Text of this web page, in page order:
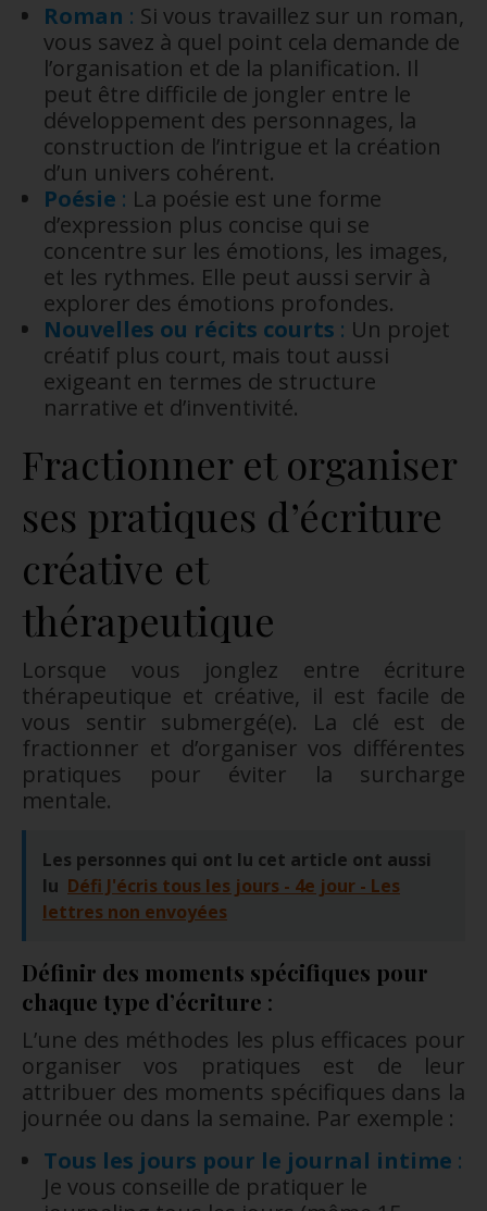
Roman : Si vous travaillez sur un roman,
vous savez à quel point cela demande de
l’organisation et de la planification. Il
peut être difficile de jongler entre le
développement des personnages, la
construction de l’intrigue et la création
d’un univers cohérent.
Poésie : La poésie est une forme
d’expression plus concise qui se
concentre sur les émotions, les images,
et les rythmes. Elle peut aussi servir à
explorer des émotions profondes.
Nouvelles ou récits courts : Un projet
créatif plus court, mais tout aussi
exigeant en termes de structure
narrative et d’inventivité.
Fractionner et organiser
ses pratiques d’écriture
créative et
thérapeutique
Lorsque vous jonglez entre écriture
thérapeutique et créative, il est facile de
vous sentir submergé(e). La clé est de
fractionner et d’organiser vos différentes
pratiques pour éviter la surcharge
mentale.
Les personnes qui ont lu cet article ont aussi
lu Défi J'écris tous les jours - 4e jour - Les
lettres non envoyées
Définir des moments spécifiques pour
chaque type d’écriture :
L’une des méthodes les plus efficaces pour
organiser vos pratiques est de leur
attribuer des moments spécifiques dans la
journée ou dans la semaine. Par exemple :
Tous les jours pour le journal intime :
Je vous conseille de pratiquer le